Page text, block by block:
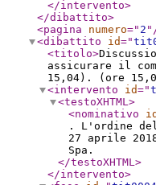
</intervento>
</dibattito>
<pagina
numero=" 2 "
<dibattito
id="
<titolo>
assicurare il
15,04). (ore
<intervento
id="
<testoXHTML>
<nominativo
id
. L'ordine
27 aprile
Spa.
</testoXHTML>
</intervento>